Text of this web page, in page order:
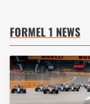
FORMEL 1 NEWS